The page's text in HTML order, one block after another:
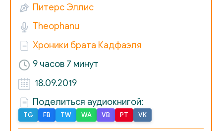
24_Glava_3-3
25_Glava_3-4
26_Glava_3-5
27_Glava_3-6
28_Glava_4-01
29_Glava_4-02
Питерс Эллис
Theophanu
Хроники брата Кадфаэля
9 часов 7 минут
18.09.2019
Поделиться аудиокнигой:
TG FB TW WA VB PT VK